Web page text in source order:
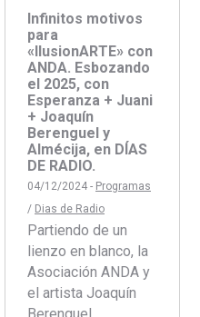
Infinitos motivos
para
«IlusionARTE» con
ANDA. Esbozando
el 2025, con
Esperanza + Juani
+ Joaquín
Berenguel y
Almécija, en DÍAS
DE RADIO.
04/12/2024 - Programas
/ Dias de Radio
Partiendo de un
lienzo en blanco, la
Asociación ANDA y
el artista Joaquín